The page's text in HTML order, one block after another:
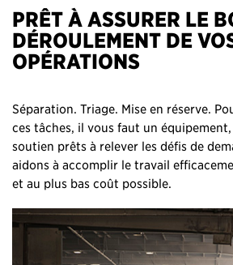
PRÊT À ASSURER LE
DÉROULEMENT DE
OPÉRATIONS
Séparation. Triage. Mise en réserve.
ces tâches, il vous faut un
soutien prêts à relever les défis de
aidons à accomplir le travail
et au plus bas coût possible.